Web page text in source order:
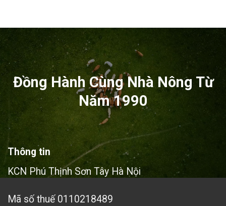
71,820,000₫
Đồng Hành Cùng Nhà Nông Từ
Năm 1990
Thông tin
KCN Phú Thịnh Sơn Tây Hà Nội
Mã số thuế 0110218489